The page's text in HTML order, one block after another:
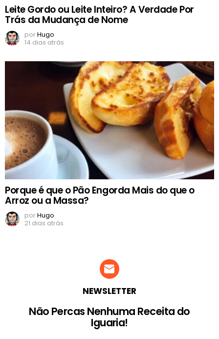
Leite Gordo ou Leite Inteiro? A Verdade Por
Trás da Mudança de Nome
porHugo
14 dias atrás
Porque é que o Pão Engorda Mais do que o
Arroz ou a Massa?
porHugo
21 dias atrás
NEWSLETTER
Não Percas Nenhuma Receita do
Iguaria!